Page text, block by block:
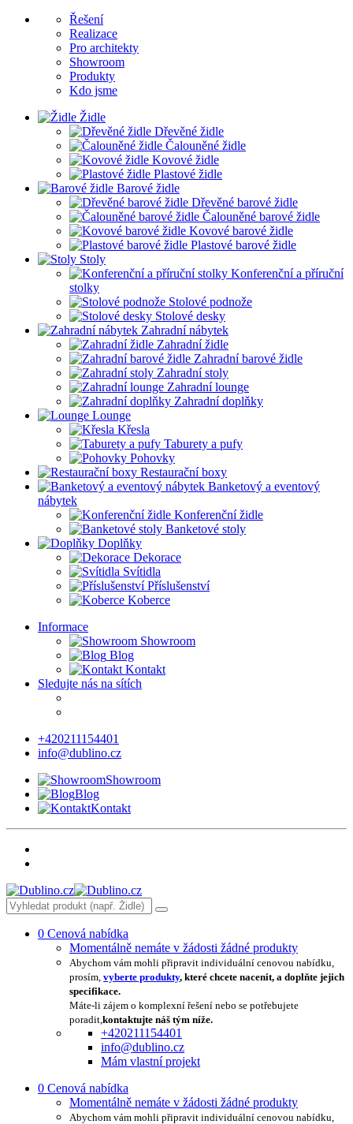
Řešení
Realizace
Pro architekty
Showroom
Produkty
Kdo jsme
Židle
Dřevěné židle
Čalouněné židle
Kovové židle
Plastové židle
Barové židle
Dřevěné barové židle
Čalouněné barové židle
Kovové barové židle
Plastové barové židle
Stoly
Konferenční a příruční
stolky
Stolové podnože
Stolové desky
Zahradní nábytek
Zahradní židle
Zahradní barové židle
Zahradní stoly
Zahradní lounge
Zahradní doplňky
Lounge
Křesla
Taburety a pufy
Pohovky
Restaurační boxy
Banketový a eventový
nábytek
Konferenční židle
Banketové stoly
Doplňky
Dekorace
Svítidla
Příslušenství
Koberce
Informace
Showroom
Blog
Kontakt
Sledujte nás na sítích
+420211154401
info@dublino.cz
Showroom
Blog
Kontakt
0 Cenová nabídka
Momentálně nemáte v žádosti žádné produkty
Abychom vám mohli připravit individuální cenovou nabídku,
prosím, vyberte produkty, které chcete nacenit, a doplňte jejich
specifikace.
Máte-li zájem o komplexní řešení nebo se potřebujete
poradit,kontaktujte náš tým níže.
+420211154401
info@dublino.cz
Mám vlastní projekt
0 Cenová nabídka
Momentálně nemáte v žádosti žádné produkty
Abychom vám mohli připravit individuální cenovou nabídku,